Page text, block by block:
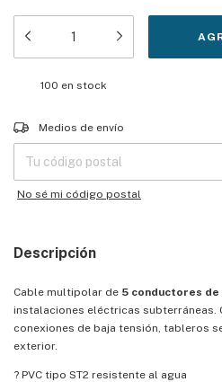
100 en stock
Entregas para el CP:
Medios de envío
No sé mi código postal
Descripción
Cable multipolar de 5 conductores de
instalaciones eléctricas subterráneas.
conexiones de baja tensión, tableros
exterior.
? PVC tipo ST2 resistente al agua